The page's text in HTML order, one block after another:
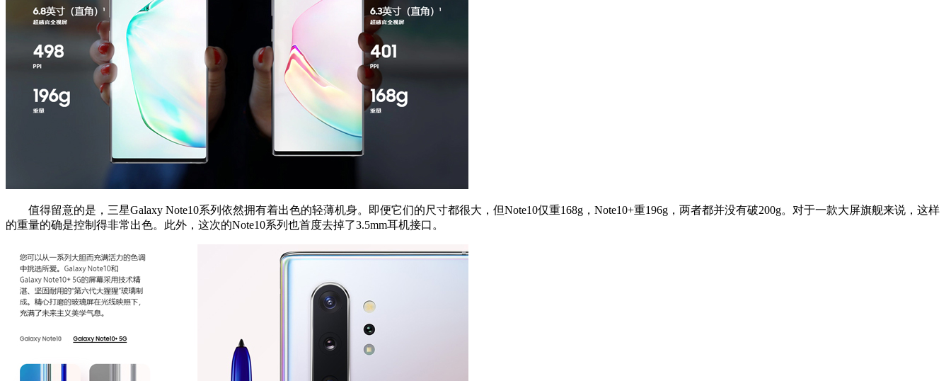
值得留意的是，三星Galaxy Note10系列依然拥有着出色的轻薄机身。即便它们的尺寸都很大，但Note10仅重168g，Note10+重196g，两者都并没有破200g。对于一款大屏旗舰来说，这样
的重量的确是控制得非常出色。此外，这次的Note10系列也首度去掉了3.5mm耳机接口。